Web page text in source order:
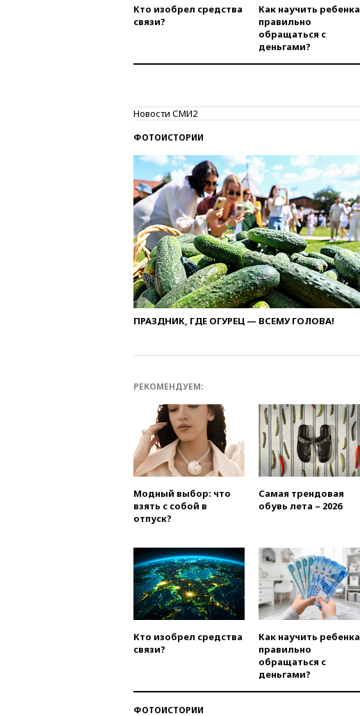
Кто изобрел средства
связи?
Как научить ребенка
правильно
обращаться с
деньгами?
Новости СМИ2
ФОТОИСТОРИИ
ПРАЗДНИК, ГДЕ ОГУРЕЦ — ВСЕМУ ГОЛОВА!
РЕКОМЕНДУЕМ:
Модный выбор: что
взять с собой в
отпуск?
Самая трендовая
обувь лета – 2026
Кто изобрел средства
связи?
Как научить ребенка
правильно
обращаться с
деньгами?
ФОТОИСТОРИИ